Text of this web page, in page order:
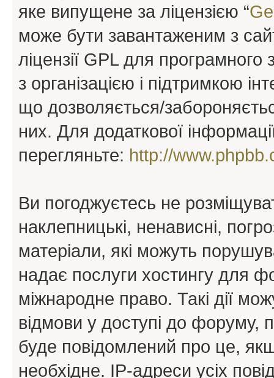
яке випущене за ліцензією “
може бути завантаженим з
ліцензії GPL для
з організацією і підтримкою
що дозволяється/
них. Для додаткової
перегляньте: http://
Ви погоджуєтесь не
наклепницькі, ненависні,
матеріали, які можуть
надає послуги хостингу для
міжнародне право. Такі дії
відмови у доступі до форуму,
буде повідомлений про це,
необхідне. IP-адреси усіх